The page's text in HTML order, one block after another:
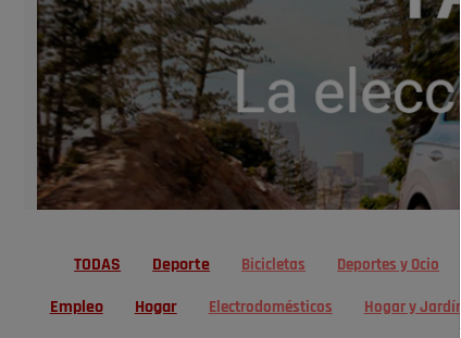
TODAS Deporte Bicicletas Deportes y Ocio
Empleo Hogar Electrodomésticos Hogar y Jardín